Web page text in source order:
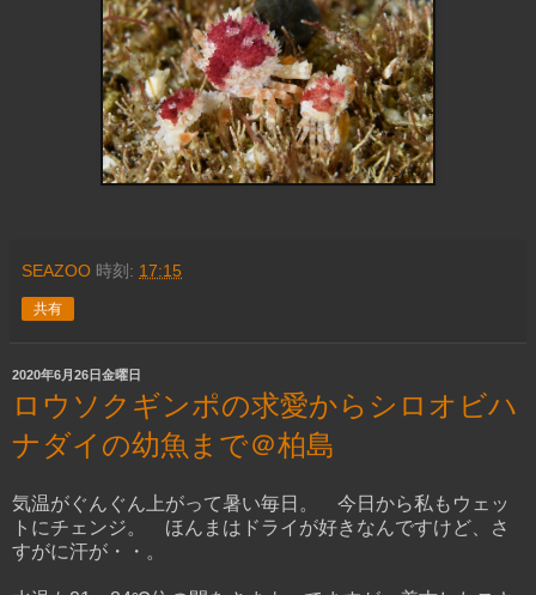
SEAZOO 時刻: 17:15
共有
2020年6月26日金曜日
ロウソクギンポの求愛からシロオビハ
ナダイの幼魚まで＠柏島
気温がぐんぐん上がって暑い毎日。 今日から私もウェッ
トにチェンジ。 ほんまはドライが好きなんですけど、さ
すがに汗が・・。